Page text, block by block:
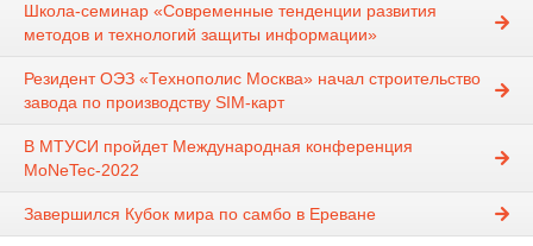
Школа-семинар «Современные тенденции развития
методов и технологий защиты информации»
Резидент ОЭЗ «Технополис Москва» начал строительство
завода по производству SIM-карт
В МТУСИ пройдет Международная конференция
MoNeTec-2022
Завершился Кубок мира по самбо в Ереване